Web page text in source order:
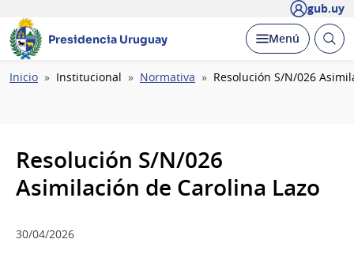
gub.uy
Presidencia Uruguay Desplegar
Menú Abrir
Ruta
Inicio Institucional Normativa Resolución S/N/026
Resolución S/N/026
Asimilación de Carolina Lazo
30/04/2026